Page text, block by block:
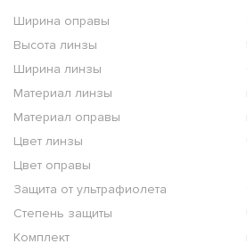
Ширина оправы
Высота линзы
Ширина линзы
Материал линзы
Материал оправы
Цвет линзы
Цвет оправы
Защита от ультрафиолета
Степень защиты
Комплект